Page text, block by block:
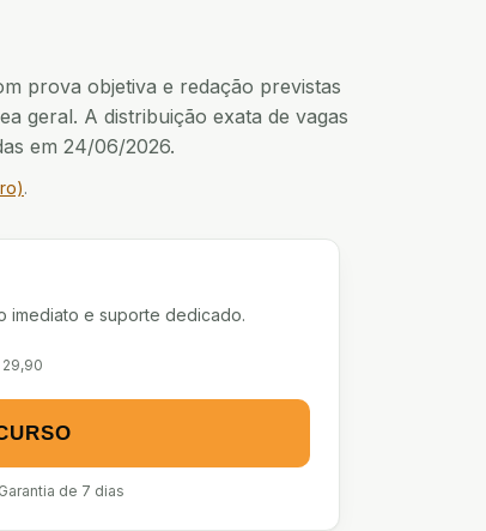
prova objetiva e redação previstas
geral. A distribuição exata de vagas
em 24/06/2026.
.
imediato e suporte dedicado.
29,90
de 7 dias